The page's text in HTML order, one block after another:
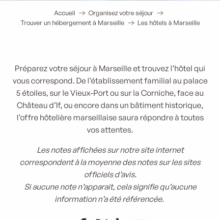
Accueil
Organisez votre séjour
Trouver un hébergement à Marseille
Les hôtels à Marseille
Préparez votre séjour à Marseille et trouvez l’hôtel qui
vous correspond. De l’établissement familial au palace
5 étoiles, sur le Vieux-Port ou sur la Corniche, face au
Château d’If, ou encore dans un bâtiment historique,
l’offre hôtelière marseillaise saura répondre à toutes
vos attentes.
Les notes affichées sur notre site internet
correspondent à la moyenne des notes sur les sites
officiels d’avis.
Si aucune note n’apparait, cela signifie qu’aucune
information n’a été référencée.